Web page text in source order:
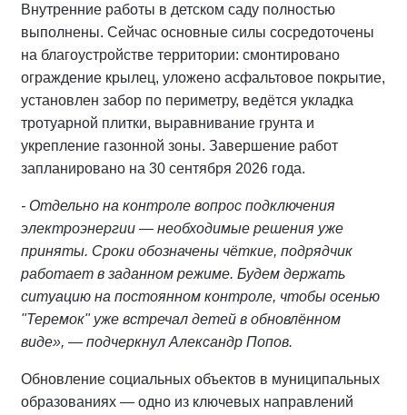
Внутренние работы в детском саду полностью
выполнены. Сейчас основные силы сосредоточены
на благоустройстве территории: смонтировано
ограждение крылец, уложено асфальтовое покрытие,
установлен забор по периметру, ведётся укладка
тротуарной плитки, выравнивание грунта и
укрепление газонной зоны. Завершение работ
запланировано на 30 сентября 2026 года.
- Отдельно на контроле вопрос подключения
электроэнергии — необходимые решения уже
приняты. Сроки обозначены чёткие, подрядчик
работает в заданном режиме. Будем держать
ситуацию на постоянном контроле, чтобы осенью
"Теремок" уже встречал детей в обновлённом
виде», — подчеркнул Александр Попов.
Обновление социальных объектов в муниципальных
образованиях — одно из ключевых направлений